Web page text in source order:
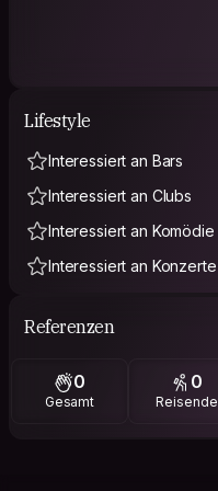
Lifestyle
Interessiert an Bars
Interessiert an Clubs
Interessiert an Komödie
Interessiert an Konzerte
Referenzen
0
Gesamt
0
Reisende